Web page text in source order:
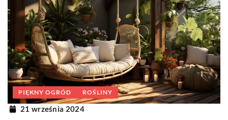
PIĘKNY OGRÓD ROŚLINY
21 września 2024